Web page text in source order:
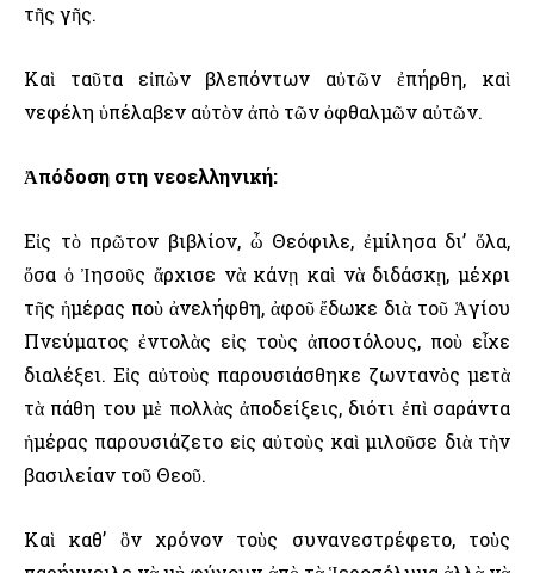
τῆς γῆς.
Καὶ ταῦτα εἰπὼν βλεπόντων αὐτῶν ἐπήρθη, καὶ
νεφέλη ὑπέλαβεν αὐτὸν ἀπὸ τῶν ὀφθαλμῶν αὐτῶν.
Ἀπόδοση στη νεοελληνική:
Εἰς τὸ πρῶτον βιβλίον, ὦ Θεόφιλε, ἐμίλησα δι’ ὅλα,
ὅσα ὁ Ἰησοῦς ἄρχισε νὰ κάνῃ καὶ νὰ διδάσκῃ, μέχρι
τῆς ἡμέρας ποὺ ἀνελήφθη, ἀφοῦ ἔδωκε διὰ τοῦ Ἁγίου
Πνεύματος ἐντολὰς εἰς τοὺς ἀποστόλους, ποὺ εἶχε
διαλέξει. Εἰς αὐτοὺς παρουσιάσθηκε ζωντανὸς μετὰ
τὰ πάθη του μὲ πολλὰς ἀποδείξεις, διότι ἐπὶ σαράντα
ἡμέρας παρουσιάζετο εἰς αὐτοὺς καὶ μιλοῦσε διὰ τὴν
βασιλείαν τοῦ Θεοῦ.
Καὶ καθ’ ὃν χρόνον τοὺς συνανεστρέφετο, τοὺς